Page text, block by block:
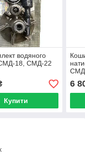
водяного
18, СМД-22
Купити
6